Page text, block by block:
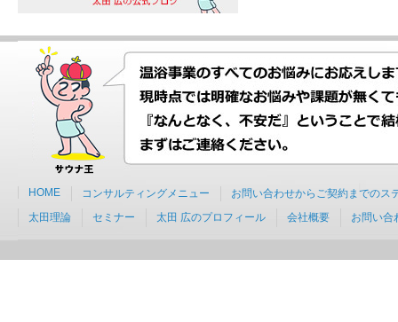
HOME コンサルティングメニュー
お問い合わせからご契約までのス
太田理論
セミナー 太田 広のプロフィール 会社概要 お問い合